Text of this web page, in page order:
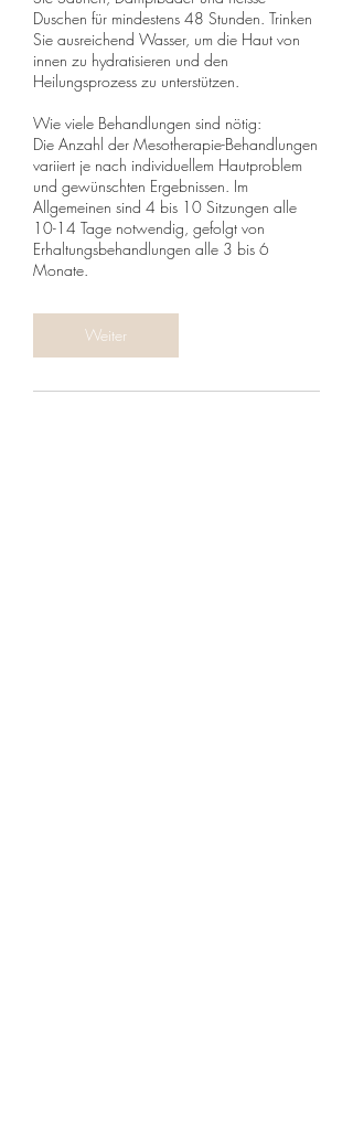
Duschen für mindestens 48 Stunden. Trinken
Sie ausreichend Wasser, um die Haut von
innen zu hydratisieren und den
Heilungsprozess zu unterstützen.
Wie viele Behandlungen sind nötig:
Die Anzahl der Mesotherapie-Behandlungen
variiert je nach individuellem Hautproblem
und gewünschten Ergebnissen. Im
Allgemeinen sind 4 bis 10 Sitzungen alle
10-14 Tage notwendig, gefolgt von
Erhaltungsbehandlungen alle 3 bis 6
Monate.
Weiter